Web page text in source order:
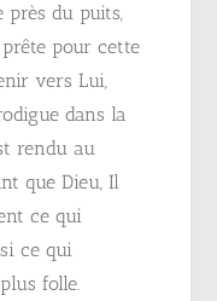
près du puits,
pour cette
vers Lui,
dans la
rendu au
que Dieu, Il
ce qui
ce qui
folle.